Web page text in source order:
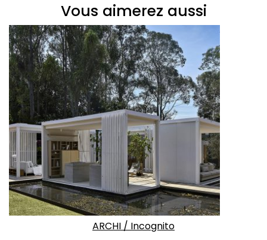
Vous aimerez aussi
ARCHI / Incognito